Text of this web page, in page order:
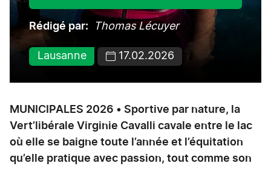
Rédigé par Thomas Lécuyer
Lausanne 17.02.2026
MUNICIPALES 2026 • Sportive par nature, la
Vert’libérale Virginie Cavalli cavale entre le lac
où elle se baigne toute l’année et l’équitation
qu’elle pratique avec passion, tout comme son